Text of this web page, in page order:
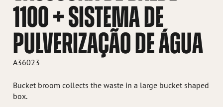
1100 + SISTEMA DE
PULVERIZAÇÃO DE ÁGUA
A36023
Bucket broom collects the waste in a large bucket shaped
box.